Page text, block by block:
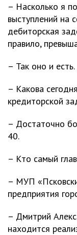
– Насколько я
выступлений на
дебиторская
правило,
– Так оно и есть.
– Какова
кредиторской
– Достаточно
40.
– Кто самый
– МУП
предприятия
– Дмитрий
находится